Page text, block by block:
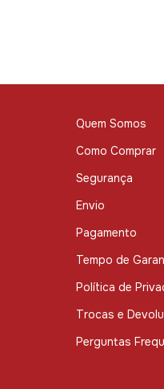
Quem Somos
Como Comprar
Segurança
Envio
Pagamento
Tempo de
Política de
Trocas e
Perguntas